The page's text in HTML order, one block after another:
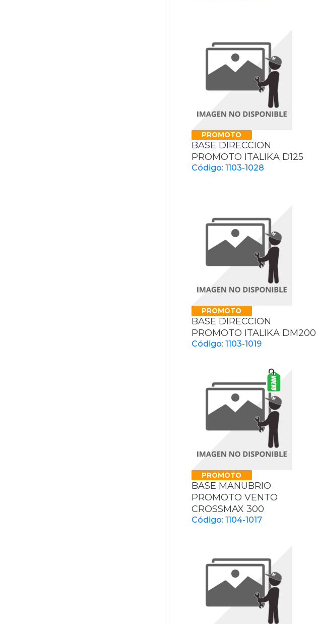
PROMOTO
BASE DIRECCION
PROMOTO ITALIKA D125
Código: 1103-1028
PROMOTO
BASE DIRECCION
PROMOTO ITALIKA DM200
Código: 1103-1019
PROMOTO
BASE MANUBRIO
PROMOTO VENTO
CROSSMAX 300
Código: 1104-1017